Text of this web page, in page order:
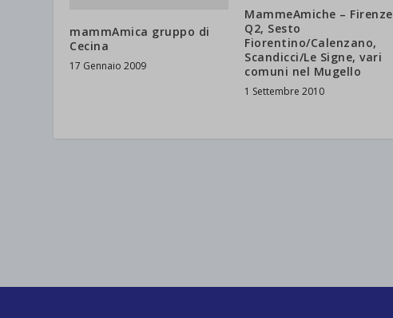
mammAmica gruppo di
Cecina
17 Gennaio 2009
MammeAmiche – Firenze
Q2, Sesto
Fiorentino/Calenzano,
Scandicci/Le Signe, vari
comuni nel Mugello
1 Settembre 2010